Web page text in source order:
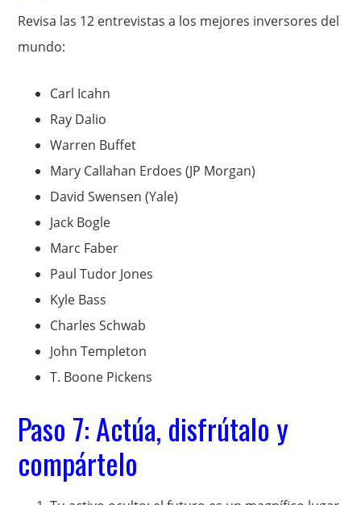
Revisa las 12 entrevistas a los mejores inversores del
mundo:
Carl Icahn
Ray Dalio
Warren Buffet
Mary Callahan Erdoes (JP Morgan)
David Swensen (Yale)
Jack Bogle
Marc Faber
Paul Tudor Jones
Kyle Bass
Charles Schwab
John Templeton
T. Boone Pickens
Paso 7: Actúa, disfrútalo y
compártelo